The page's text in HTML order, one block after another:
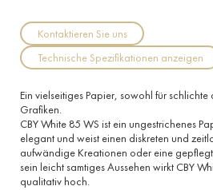
Kontaktieren Sie uns
Technische Spezifikationen anzeigen
Ein vielseitiges Papier, sowohl für
Grafiken.
CBY White 85 WS ist ein ungestrichenes
elegant und weist einen diskreten und
aufwändige Kreationen oder eine
sein leicht samtiges Aussehen wirkt CBY
qualitativ hoch.